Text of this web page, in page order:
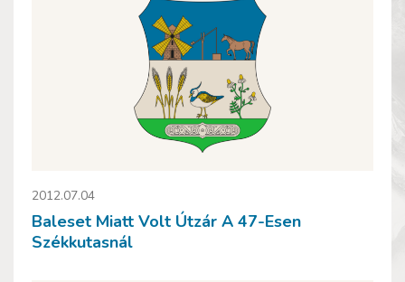
2012.07.04
Baleset Miatt Volt Útzár A 47-Esen
Székkutasnál